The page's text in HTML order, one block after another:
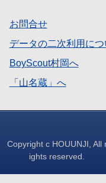
お問合せ
データの二次利用につ
BoyScout村岡へ
「山名蔵」へ
Copyright c HOUUNJI, All
ights reserved.